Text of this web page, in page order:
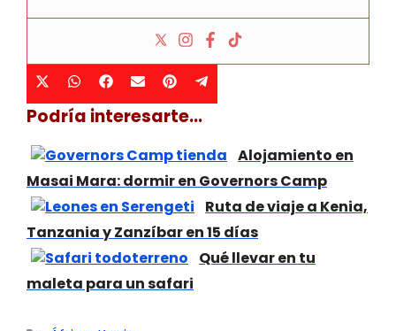
Compartir
en
(
T
w
i
t
t
e
r
)
Compartir
en
h
a
t
s
A
p
p
Compartir
en
a
c
e
b
o
o
k
Compartir
en
m
a
i
l
Compartir
en
i
n
t
e
r
e
s
t
en
e
e
g
r
a
m
Podría interesarte...
Alojamiento en
Masai Mara: dormir en Governors Camp
Ruta de viaje a Kenia,
Tanzania y Zanzíbar en 15 días
Qué llevar en tu
maleta para un safari